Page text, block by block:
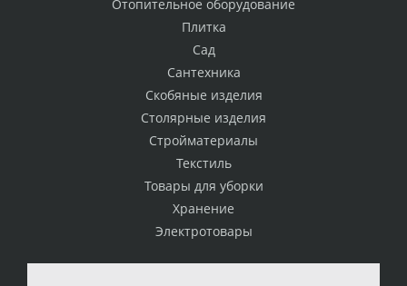
Отопительное оборудование
Плитка
Сад
Сантехника
Скобяные изделия
Столярные изделия
Стройматериалы
Текстиль
Товары для уборки
Хранение
Электротовары